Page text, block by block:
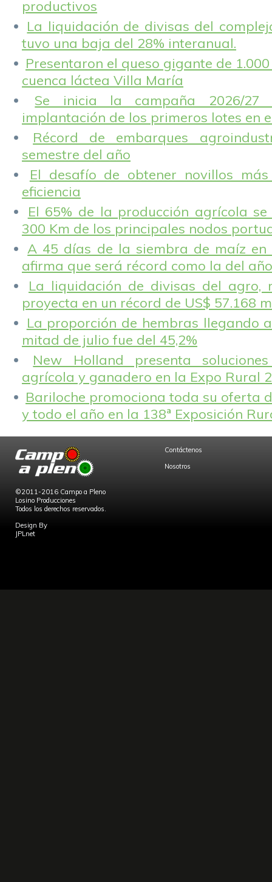
productivos
La liquidación de divisas del
tuvo una baja del 28% interanual.
Presentaron el queso gigante de
cuenca láctea Villa María
Se inicia la campaña 2026/
implantación de los primeros lotes en
Récord de embarques
semestre del año
El desafío de obtener novillos
eficiencia
El 65% de la producción agrícola
300 Km de los principales nodos
A 45 días de la siembra de maíz en
afirma que será récord como la del
La liquidación de divisas del agro,
proyecta en un récord de US$ 57.168
La proporción de hembras llegando
mitad de julio fue del 45,2%
New Holland presenta
agrícola y ganadero en la Expo Rural
Bariloche promociona toda su oferta
y todo el año en la 138ª Exposición
©2011-2016 Campo a Pleno
Losino Producciones
Todos los derechos reservados.
Design By
JPLnet
Contáctenos
Nosotros